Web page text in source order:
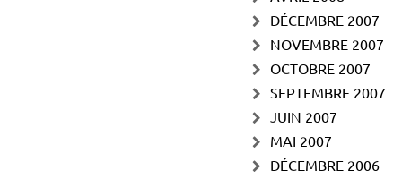
DÉCEMBRE 2007
NOVEMBRE 2007
OCTOBRE 2007
SEPTEMBRE 2007
JUIN 2007
MAI 2007
DÉCEMBRE 2006